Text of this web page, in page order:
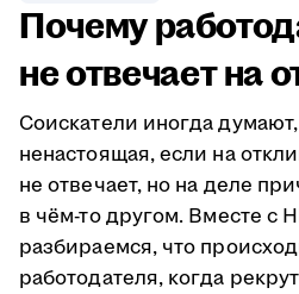
Почему
не отвечает на
Соискатели иногда
ненастоящая, если на
не отвечает, но на деле
в чём-то другом. Вместе с
разбираемся, что
работодателя, когда